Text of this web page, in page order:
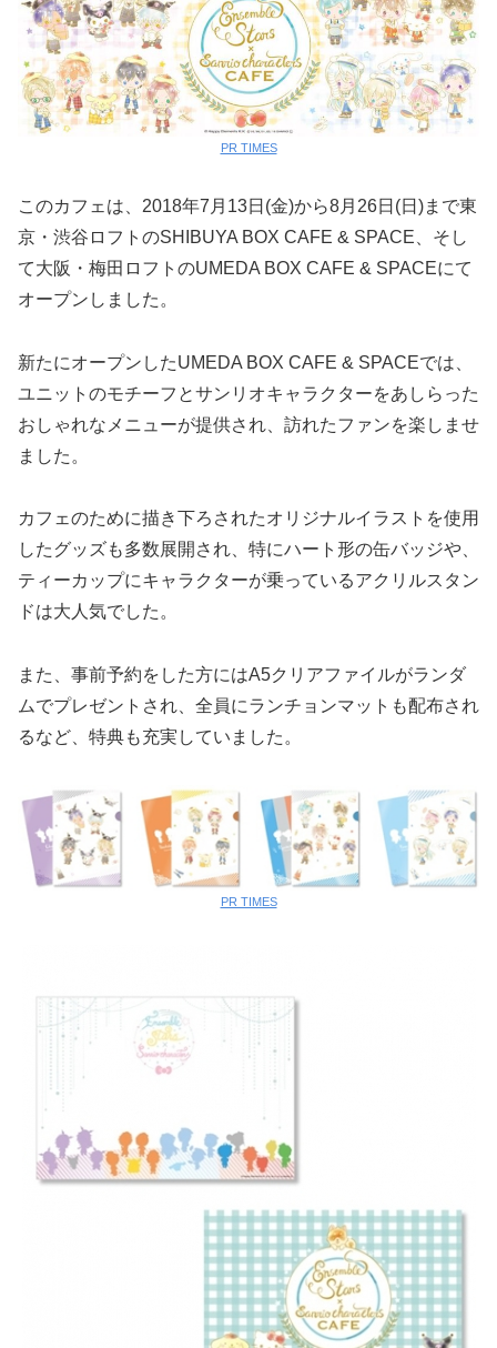
PR TIMES
このカフェは、2018年7月13日(金)から8月26日(日)まで東
京・渋谷ロフトのSHIBUYA BOX CAFE & SPACE、そし
て大阪・梅田ロフトのUMEDA BOX CAFE & SPACEにて
オープンしました。
新たにオープンしたUMEDA BOX CAFE & SPACEでは、
ユニットのモチーフとサンリオキャラクターをあしらった
おしゃれなメニューが提供され、訪れたファンを楽しませ
ました。
カフェのために描き下ろされたオリジナルイラストを使用
したグッズも多数展開され、特にハート形の缶バッジや、
ティーカップにキャラクターが乗っているアクリルスタン
ドは大人気でした。
また、事前予約をした方にはA5クリアファイルがランダ
ムでプレゼントされ、全員にランチョンマットも配布され
るなど、特典も充実していました。
PR TIMES